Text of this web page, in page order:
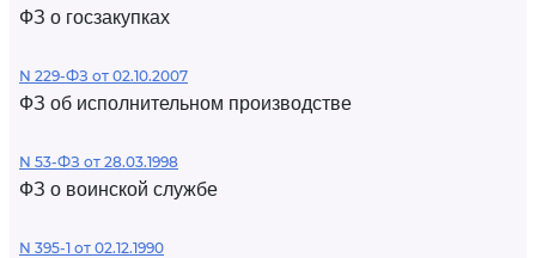
ФЗ о госзакупках
N 229-ФЗ от 02.10.2007
ФЗ об исполнительном производстве
N 53-ФЗ от 28.03.1998
ФЗ о воинской службе
N 395-1 от 02.12.1990